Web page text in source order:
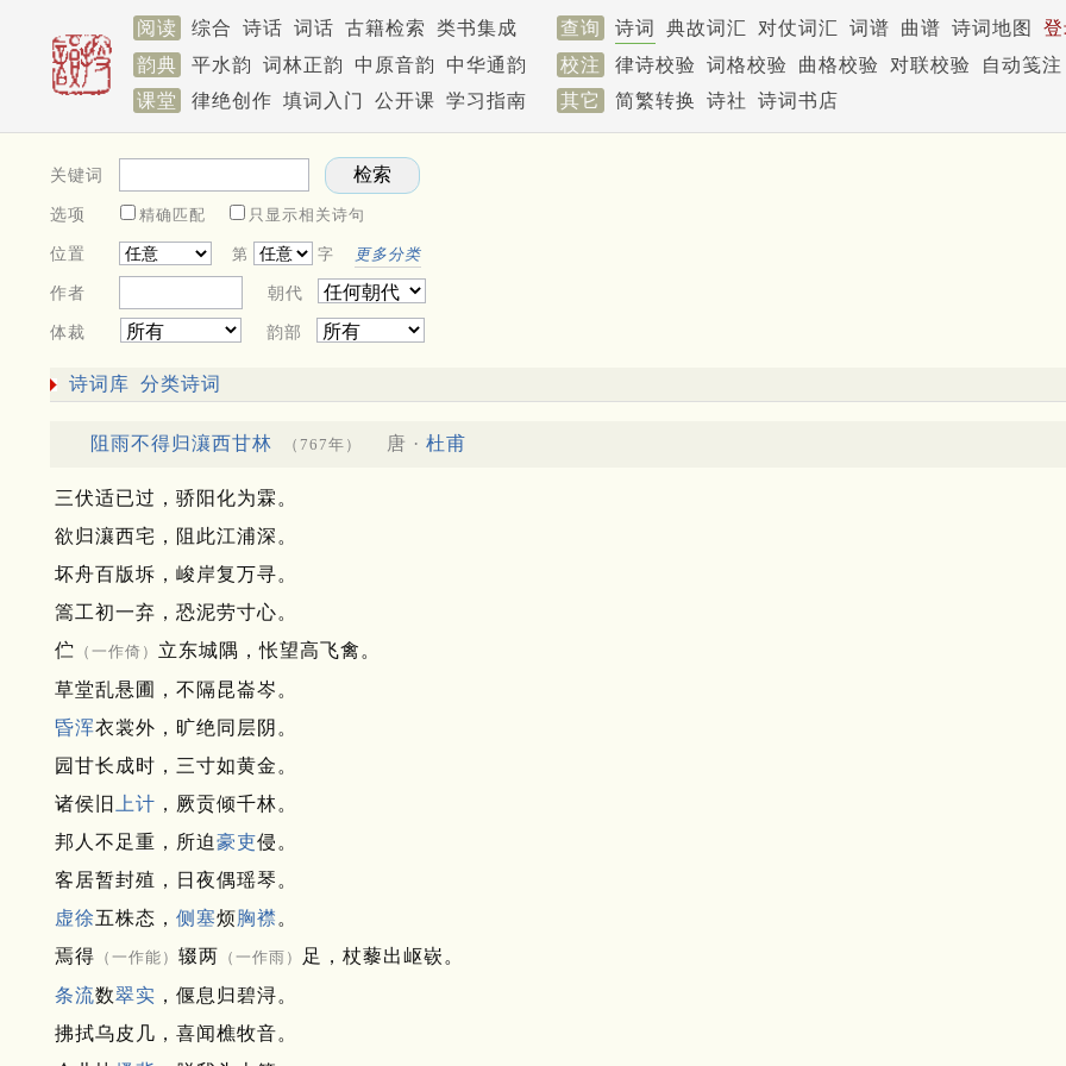
阅读 综合 诗话 词话 古籍检索 类书集成 查询 诗词 典故词汇 对仗词汇 词谱 曲谱 诗词地图
韵典
平水韵 词林正韵 中原音韵 中华通韵 校注 律诗校验 词格校验 曲格校验 对联校验
自动笺注
课堂
律绝创作 填词入门 公开课 学习指南 其它 简繁转换 诗社 诗词书店
关键词
选项 精确匹配 只显示相关诗句
位置 第 字 更多分类
作者 朝代
体裁 韵部
诗词库 分类诗词
阻雨不得归瀼西甘林 （767年） 唐 · 杜甫
三伏适已过，骄阳化为霖。
欲归瀼西宅，阻此江浦深。
坏舟百版坼，峻岸复万寻。
篙工初一弃，恐泥劳寸心。
伫 （一作倚） 立东城隅，怅望高飞禽。
草堂乱悬圃，不隔昆崙岑。
昏浑衣裳外，旷绝同层阴。
园甘长成时，三寸如黄金。
诸侯旧
上计 ，厥贡倾千林。
邦人不足重，所迫豪吏侵。
客居暂封殖，日夜偶瑶琴。
虚徐五株态， 侧塞烦胸襟 。
焉得 （一作能） 辍两 （一作雨）
足，杖藜出岖嵚。
条流数翠实 ，偃息归碧浔。
拂拭乌皮几，喜闻樵牧音。